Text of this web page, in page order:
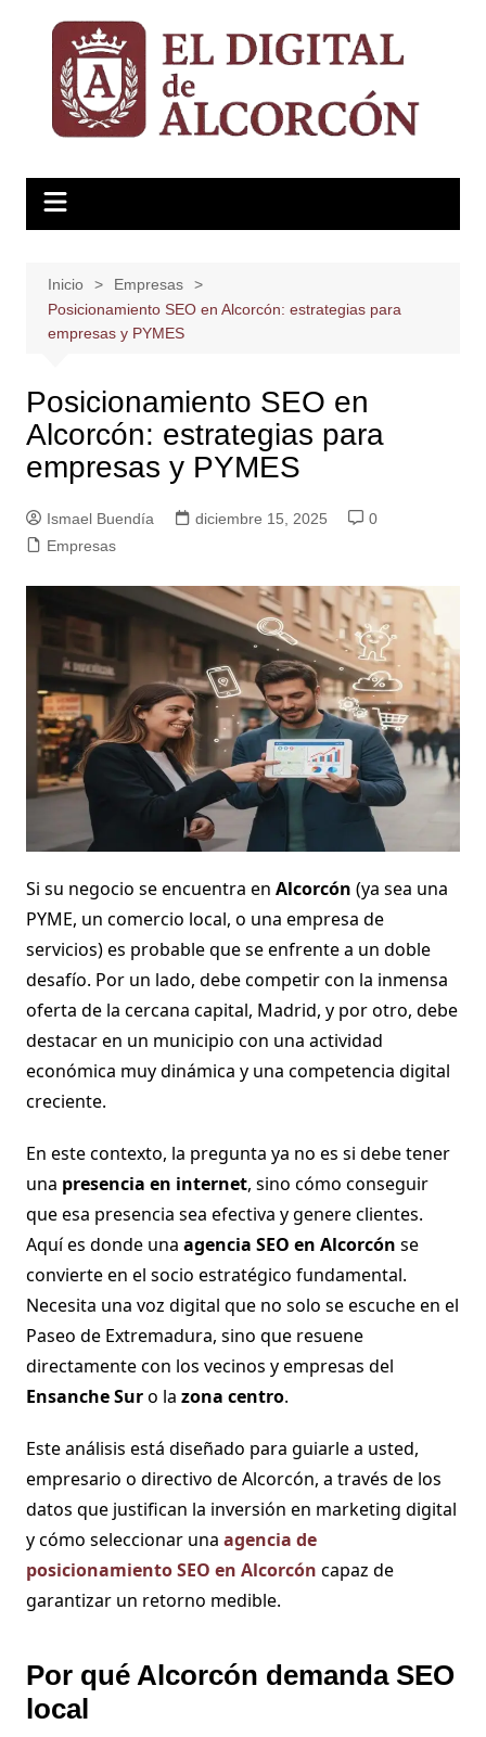
contenido
Inicio
Empresas
Posicionamiento SEO en Alcorcón: estrategias para
empresas y PYMES
Posicionamiento SEO en
Alcorcón: estrategias para
empresas y PYMES
Ismael Buendía diciembre 15, 2025
0
Empresas
Si su negocio se encuentra en Alcorcón (ya sea una
PYME, un comercio local, o una empresa de
servicios) es probable que se enfrente a un doble
desafío. Por un lado, debe competir con la inmensa
oferta de la cercana capital, Madrid, y por otro, debe
destacar en un municipio con una actividad
económica muy dinámica y una competencia digital
creciente.
En este contexto, la pregunta ya no es si debe tener
una presencia en internet, sino cómo conseguir
que esa presencia sea efectiva y genere clientes.
Aquí es donde una agencia SEO en Alcorcón se
convierte en el socio estratégico fundamental.
Necesita una voz digital que no solo se escuche en el
Paseo de Extremadura, sino que resuene
directamente con los vecinos y empresas del
Ensanche Suro la zona centro.
Este análisis está diseñado para guiarle a usted,
empresario o directivo de Alcorcón, a través de los
datos que justifican la inversión en marketing digital
y cómo seleccionar una agencia de
posicionamiento SEO en Alcorcón capaz de
garantizar un retorno medible.
Por qué Alcorcón demanda SEO
local